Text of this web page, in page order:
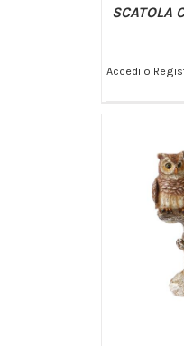
SCATOLA
Accedi o